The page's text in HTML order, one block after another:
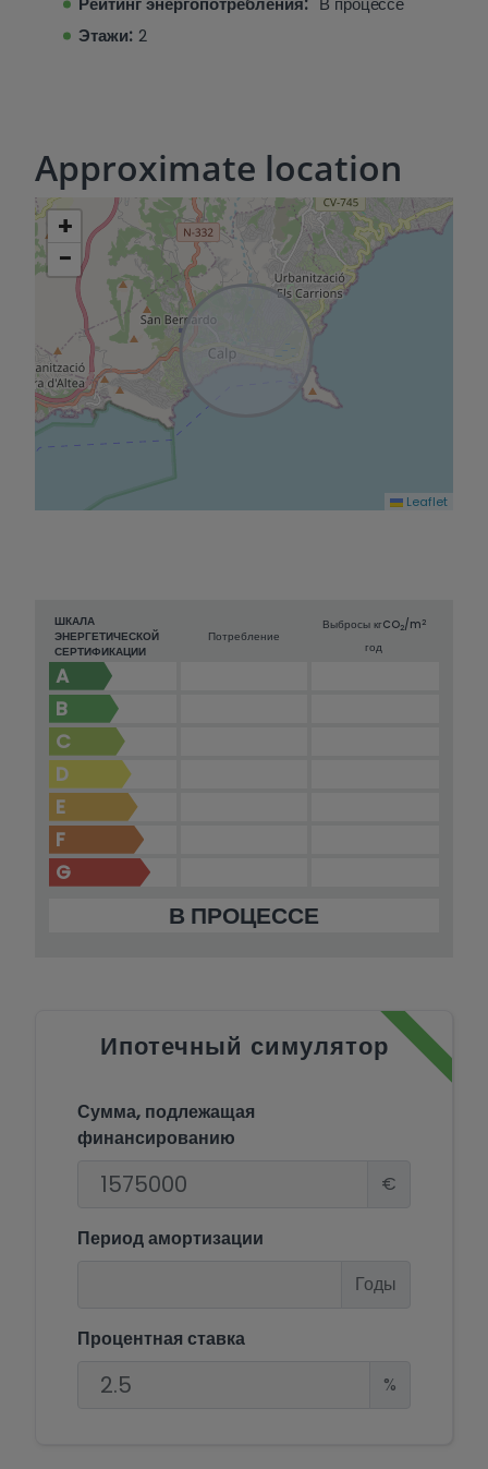
Этажи: 2
Approximate location
+
−
Leaflet
ШКАЛА
ЭНЕРГЕТИЧЕСКОЙ
СЕРТИФИКАЦИИ
Потребление
Выбросы кгCO2/m2
год
A
B
C
D
E
F
G
В ПРОЦЕССЕ
Ипотечный симулятор
Сумма, подлежащая
финансированию
€
Период амортизации
Годы
Процентная ставка
%